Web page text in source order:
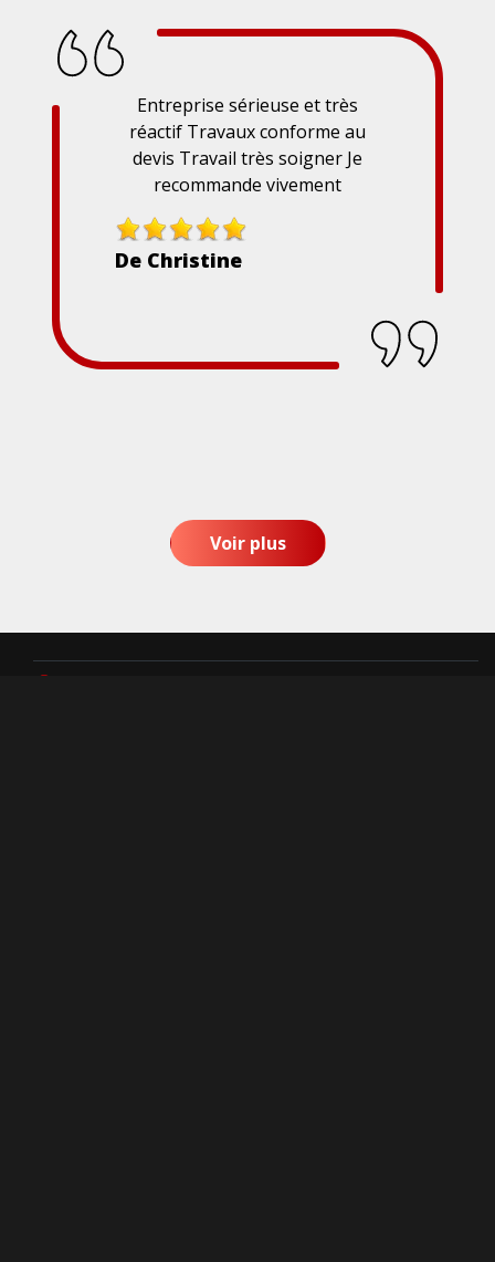
Entreprise sérieuse et très
réactif Travaux conforme au
devis Travail très soigner Je
recommande vivement
De Christine
Voir plus